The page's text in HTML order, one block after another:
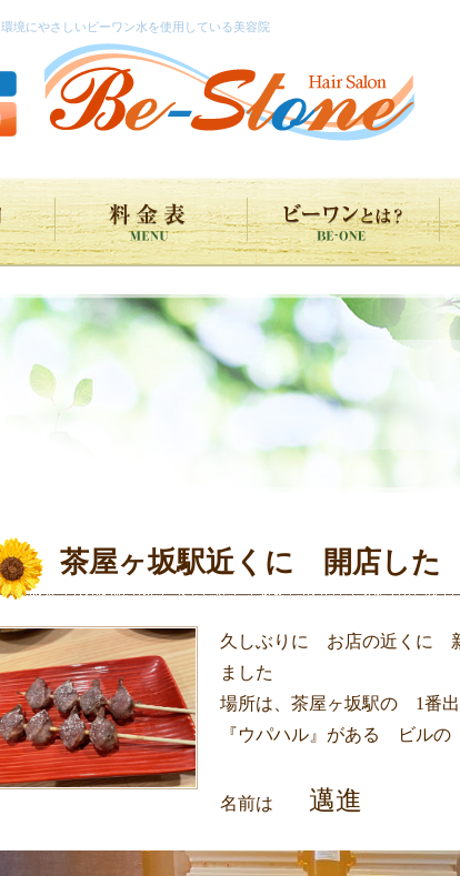
にやさしいビーワン水を使用している美容院
茶屋ヶ坂駅近くに 開店し
久しぶりに お店の近くに
ました
場所は、茶屋ヶ坂駅の 1
『ウパハル』がある ビル
名前は 邁進